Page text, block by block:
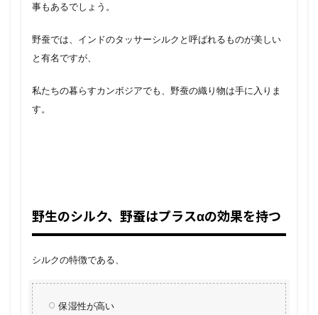
事もあるでしょう。
野蚕では、インドのタッサーシルクと呼ばれるものが美しい
と有名ですが、
私たちの暮らすカンボジアでも、野蚕の織り物は手に入りま
す。
野生のシルク、野蚕はプラスαの効果を持つ
シルクの特徴である、
保湿性が高い